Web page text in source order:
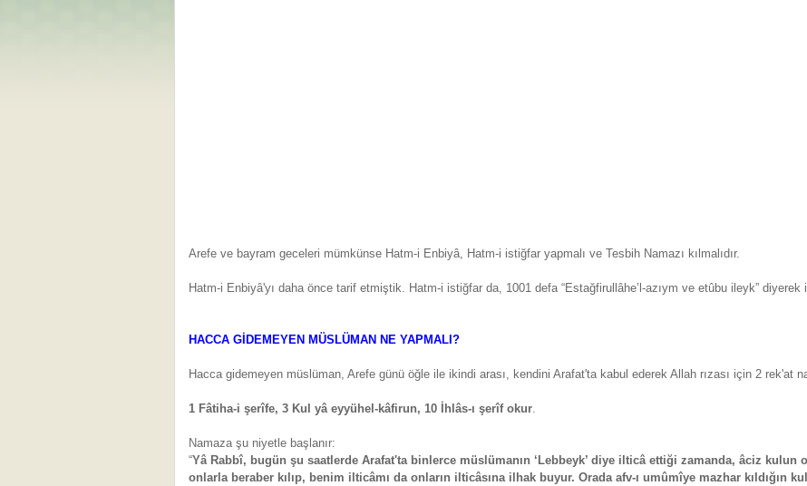
Arefe ve bayram geceleri mümkünse Hatm-i Enbiyâ, Hatm-i istiğfar yapmalı ve Tesbih Namazı kılmalıdır.
Hatm-i Enbiyâ'yı daha önce tarif etmiştik. Hatm-i istiğfar da, 1001 defa “Estağfirullâhe’l-azıym ve etûbu ileyk” diyerek
HACCA GİDEMEYEN MÜSLÜMAN NE YAPMALI?
Hacca gidemeyen müslüman, Arefe günü öğle ile ikindi arası, kendini Arafat'ta kabul ederek Allah rızası için 2 rek'at
1 Fâtiha-i şerîfe, 3 Kul yâ eyyühel-kâfirun, 10 İhlâs-ı şerîf okur.
Namaza şu niyetle başlanır:
“Yâ Rabbî, bugün şu saatlerde Arafat'ta binlerce müslümanın ‘Lebbeyk’ diye ilticâ ettiği zamanda, âciz kulun
onlarla beraber kılıp, benim ilticâmı da onların ilticâsına ilhak buyur. Orada afv-ı umûmîye mazhar kıldığın